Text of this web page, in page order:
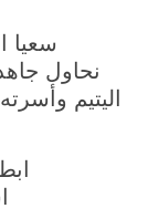
سعيا
نحاول
اليتيم